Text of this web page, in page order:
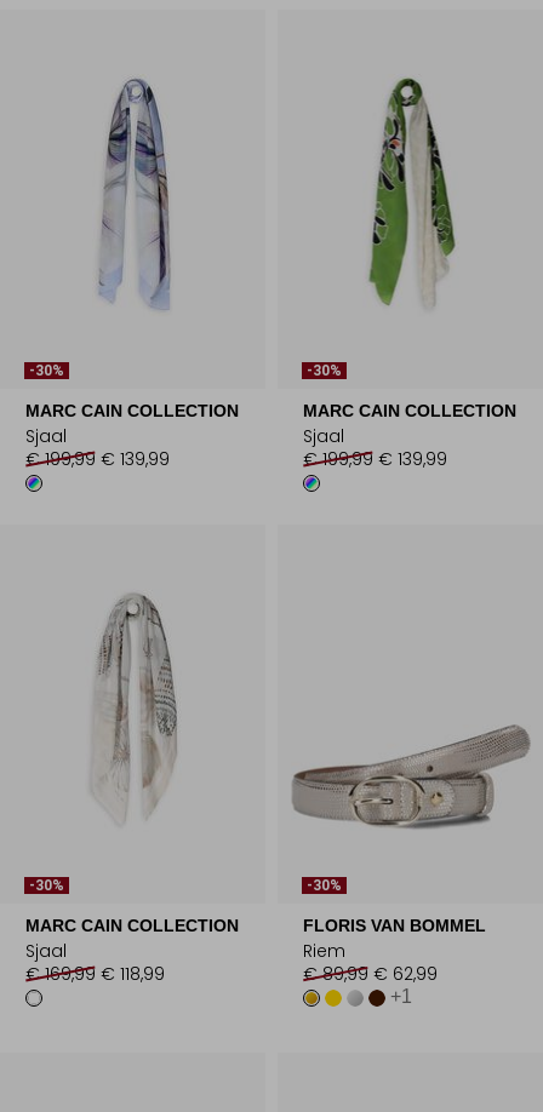
-30%
MARC CAIN COLLECTION
Sjaal
€ 199,99 € 139,99
-30%
MARC CAIN COLLECTION
Sjaal
€ 199,99 € 139,99
-30%
MARC CAIN COLLECTION
Sjaal
€ 169,99 € 118,99
-30%
FLORIS VAN BOMMEL
Riem
€ 89,99 € 62,99
+1